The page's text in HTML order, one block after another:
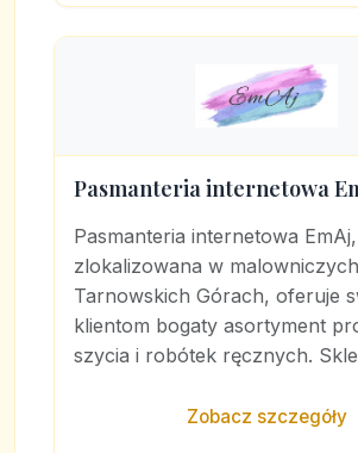
Pasmanteria internetowa
Pasmanteria internetowa EmAj,
zlokalizowana w malowniczych
Tarnowskich Górach, oferuje
klientom bogaty asortyment
szycia i robótek ręcznych.
Zobacz szczegóły